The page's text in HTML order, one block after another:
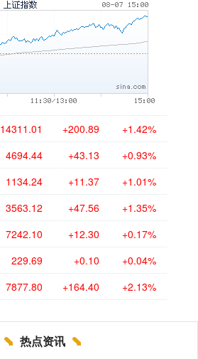
14311.01 +200.89 +1.42%
4694.44 +43.13 +0.93%
1134.24 +11.37 +1.01%
3563.12 +47.56 +1.35%
7242.10 +12.30 +0.17%
229.69 +0.10 +0.04%
7877.80 +164.40 +2.13%
热点资讯